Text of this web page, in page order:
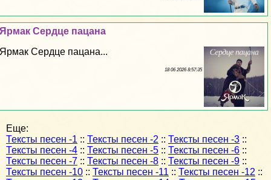
Ярмак Сердце пацана
Ярмак Сердце пацана...
18 06 2026 8:57:35
Еще:
Тексты песен -1 :: Тексты песен -2 :: Тексты песен -3 ::
Тексты песен -4 :: Тексты песен -5 :: Тексты песен -6 ::
Тексты песен -7 :: Тексты песен -8 :: Тексты песен -9 ::
Тексты песен -10 :: Тексты песен -11 :: Тексты песен -12 ::